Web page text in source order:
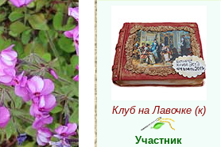
Клуб на Лавочке (к)
Участник